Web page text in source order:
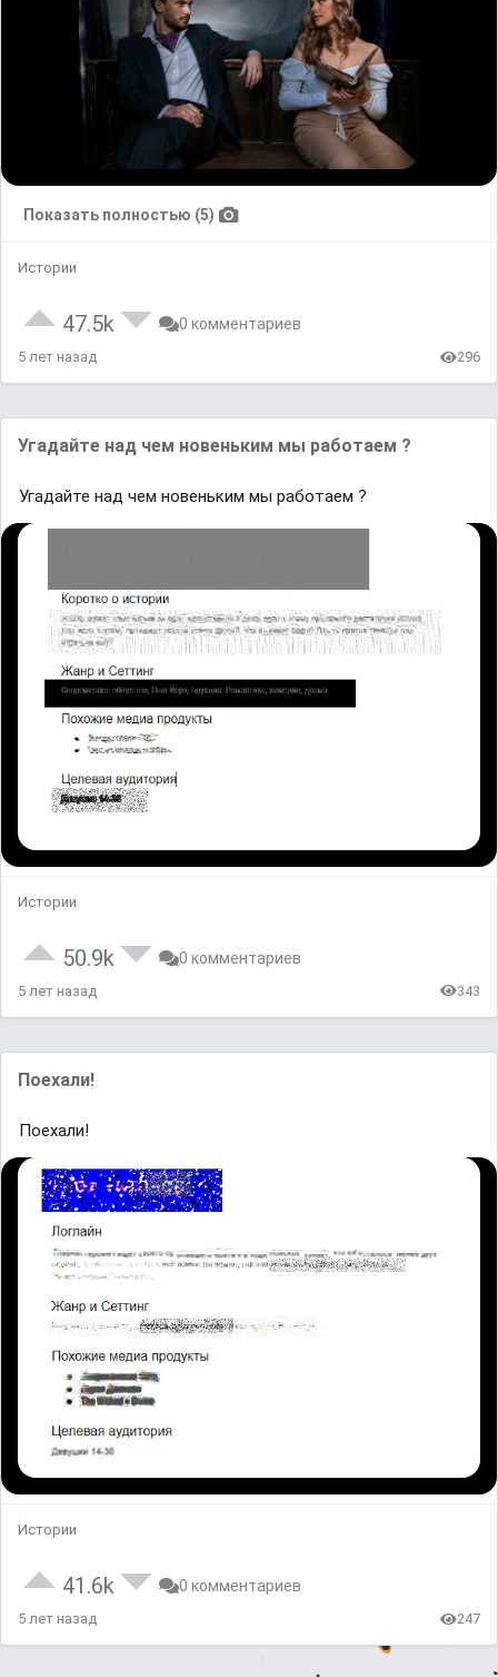
Показать полностью (5)
Истории
47.5k 0 комментариев
5 лет назад 296
Угадайте над чем новеньким мы работаем ?
Угадайте над чем новеньким мы работаем ?
Истории
50.9k 0 комментариев
5 лет назад 343
Поехали!
Поехали!
Истории
41.6k 0 комментариев
5 лет назад 247